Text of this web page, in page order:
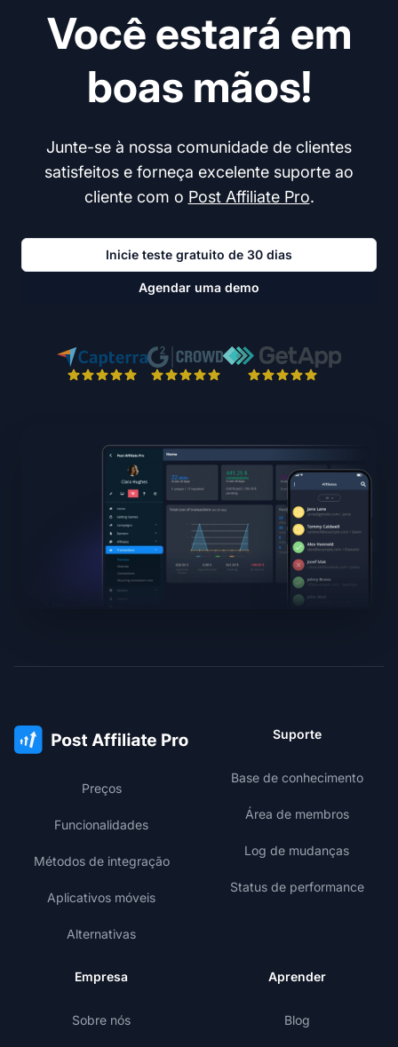
Você estará em
boas mãos!
Junte-se à nossa comunidade de clientes
satisfeitos e forneça excelente suporte ao
cliente com o Post Affiliate Pro.
Inicie teste gratuito de 30 dias
Agendar uma demo
Preços
Funcionalidades
Métodos de integração
Aplicativos móveis
Alternativas
Suporte
Base de conhecimento
Área de membros
Log de mudanças
Status de performance
Empresa
Sobre nós
Aprender
Blog